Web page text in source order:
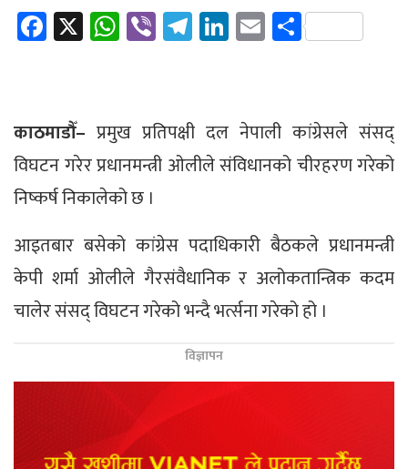
Facebook
X WhatsApp
ViberTelegram
LinkedIn
EmailShare
काठमाडौँ– प्रमुख प्रतिपक्षी दल नेपाली कांग्रेसले संसद्
विघटन गरेर प्रधानमन्त्री ओलीले संविधानको चीरहरण गरेको
निष्कर्ष निकालेको छ ।
आइतबार बसेको कांग्रेस पदाधिकारी बैठकले प्रधानमन्त्री
केपी शर्मा ओलीले गैरसंवैधानिक र अलोकतान्त्रिक कदम
चालेर संसद् विघटन गरेको भन्दै भर्त्सना गरेको हो ।
विज्ञापन